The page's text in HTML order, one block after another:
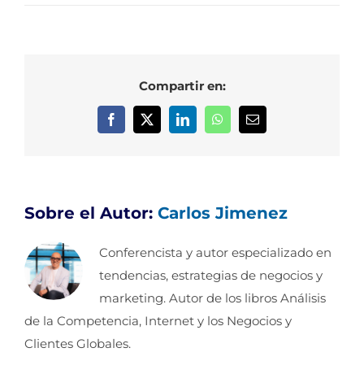
Compartir en:
Facebook
X LinkedInWhatsAppCorreo
electrónico
Sobre el Autor: Carlos Jimenez
Conferencista y autor especializado en
tendencias, estrategias de negocios y
marketing. Autor de los libros Análisis
de la Competencia, Internet y los Negocios y
Clientes Globales.